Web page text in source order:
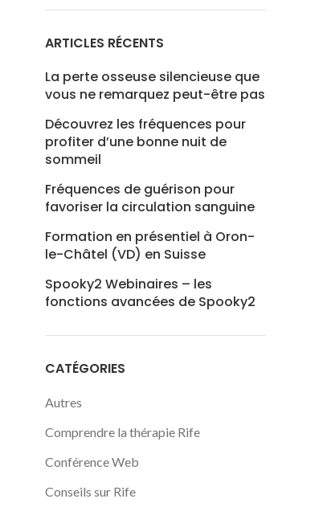
ARTICLES RÉCENTS
La perte osseuse silencieuse que
vous ne remarquez peut-être pas
Découvrez les fréquences pour
profiter d’une bonne nuit de
sommeil
Fréquences de guérison pour
favoriser la circulation sanguine
Formation en présentiel à Oron-
le-Châtel (VD) en Suisse
Spooky2 Webinaires – les
fonctions avancées de Spooky2
CATÉGORIES
Autres
Comprendre la thérapie Rife
Conférence Web
Conseils sur Rife